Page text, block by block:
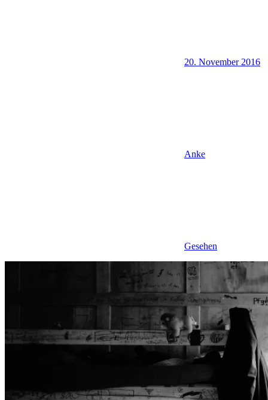
20. November 2016
Anke
Gesehen